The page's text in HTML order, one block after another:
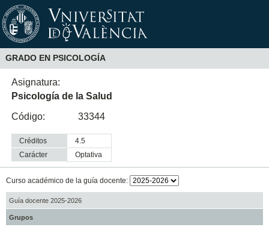
GRADO EN PSICOLOGÍA
Asignatura:
Psicología de la Salud
Código:
33344
Créditos
4.5
Carácter
optativa
Curso académico de la guía docente:
Guía docente 2025-2026
Grupos